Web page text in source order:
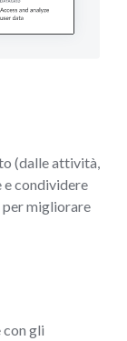
(dalle attività,
condividere
migliorare
gli